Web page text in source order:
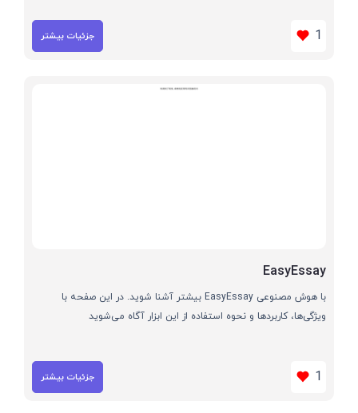
1 جزئیات بیشتر
EasyEssay
با هوش مصنوعی EasyEssay بیشتر آشنا شوید. در این صفحه با
ویژگی‌ها، کاربردها و نحوه استفاده از این ابزار آگاه می‌شوید
1 جزئیات بیشتر